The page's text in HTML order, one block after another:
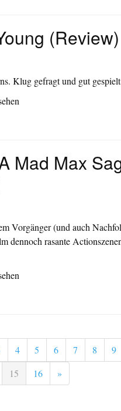
(Review)
Klug gefragt und gut gespielt.
Mad Max
Vorgänger (und auch
dennoch rasante
4 5 6 7 8 9
15 16 »